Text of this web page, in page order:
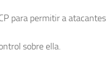
para permitir a atacantes
sobre ella.